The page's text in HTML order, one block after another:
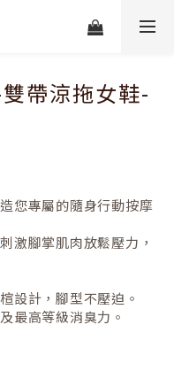
帶涼拖女鞋-
您專屬的隨身行動按摩
激腳掌肌肉放鬆壓力，
設計，腳型不壓迫。
最高等級消臭力。